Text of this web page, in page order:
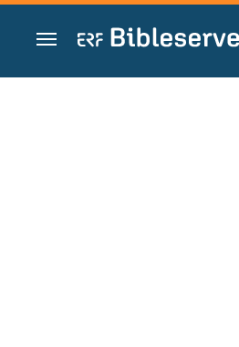
Hoppa till innehåll